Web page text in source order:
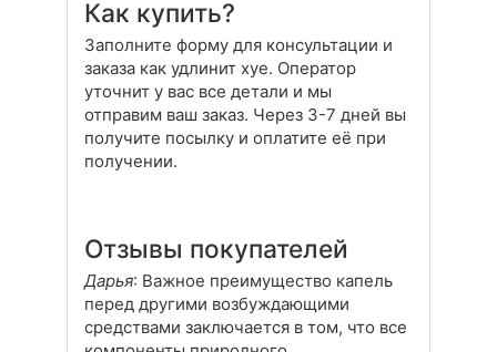
Как купить?
Заполните форму для консультации и
заказа как удлинит хуе. Оператор
уточнит у вас все детали и мы
отправим ваш заказ. Через 3-7 дней вы
получите посылку и оплатите её при
получении.
Отзывы покупателей
Дарья: Важное преимущество капель
перед другими возбуждающими
средствами заключается в том, что все